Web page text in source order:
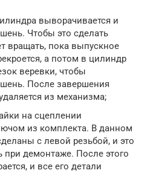
выворачивается и
Чтобы это сделать
вращать, пока выпускное
а потом в цилиндр
веревки, чтобы
После завершения
из механизма;
на сцеплении
из комплекта. В данном
с левой резьбой, и это
при демонтаже. После этого
и все его детали